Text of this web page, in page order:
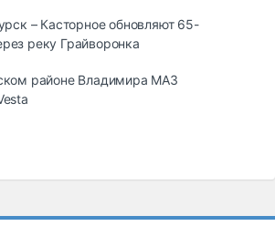
– Касторное обновляют 65-
реку Грайворонка
районе Владимира МАЗ